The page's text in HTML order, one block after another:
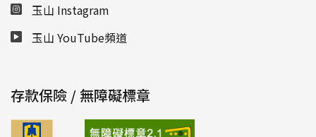
玉山 Instagram
玉山 YouTube頻道
存款保險 / 無障礙標章